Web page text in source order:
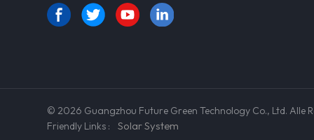
© 2026 Guangzhou Future Green Technology Co., Ltd. Alle
Friendly Links : Solar System